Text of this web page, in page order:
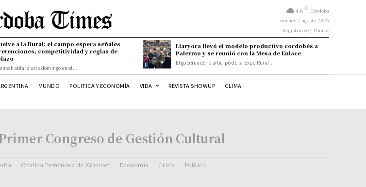
4.6 C Córdoba
viernes 7 agosto 2026
Registrarse / Unirse
a la Rural: el campo espera señales
competitividad y reglas de
hablará este domingo en el...
Llaryora llevó el modelo productivo cordobés a
Palermo y se reunió con la Mesa de Enlace
El gobernador participó de la Expo Rural...
MUNDO POLITICA Y ECONOMÍA VIDA REVISTA SHOWUP CLIMA
Congreso de Gestión Cultural
Cristina Fernandez de Kirchner Economía Crisis Politica